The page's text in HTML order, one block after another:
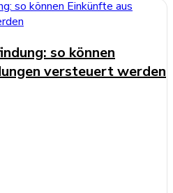
so können
versteuert werden